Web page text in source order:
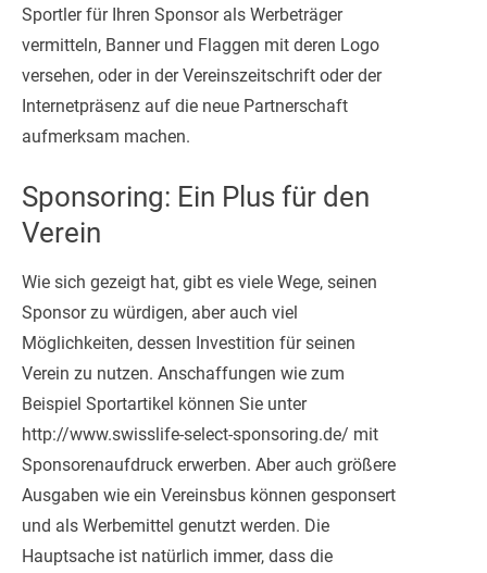
Sportler für Ihren Sponsor als Werbeträger
vermitteln, Banner und Flaggen mit deren Logo
versehen, oder in der Vereinszeitschrift oder der
Internetpräsenz auf die neue Partnerschaft
aufmerksam machen.
Sponsoring: Ein Plus für den
Verein
Wie sich gezeigt hat, gibt es viele Wege, seinen
Sponsor zu würdigen, aber auch viel
Möglichkeiten, dessen Investition für seinen
Verein zu nutzen. Anschaffungen wie zum
Beispiel Sportartikel können Sie unter
http://www.swisslife-select-sponsoring.de/ mit
Sponsorenaufdruck erwerben. Aber auch größere
Ausgaben wie ein Vereinsbus können gesponsert
und als Werbemittel genutzt werden. Die
Hauptsache ist natürlich immer, dass die